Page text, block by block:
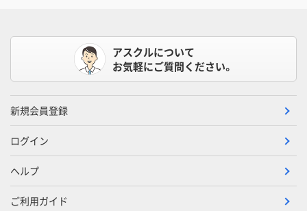
アスクルについて
お気軽にご質問ください。
新規会員登録
ログイン
ヘルプ
ご利用ガイド